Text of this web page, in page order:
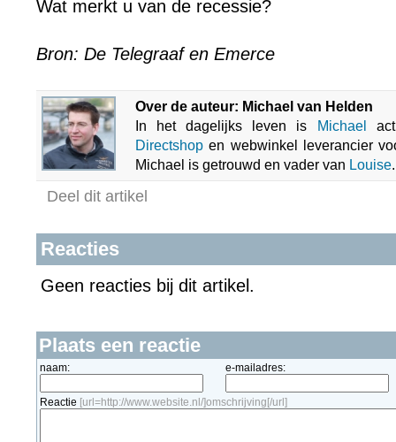
Wat merkt u van de recessie?
Bron: De Telegraaf en Emerce
Over de auteur: Michael van Helden
In het dagelijks leven is Michael
Directshop en webwinkel leverancier
Michael is getrouwd en vader van Louise.
Deel dit artikel
Reacties
Geen reacties bij dit artikel.
Plaats een reactie
naam: e-mailadres:
Reactie [url=http://www.website.nl/]omschrijving[/url]